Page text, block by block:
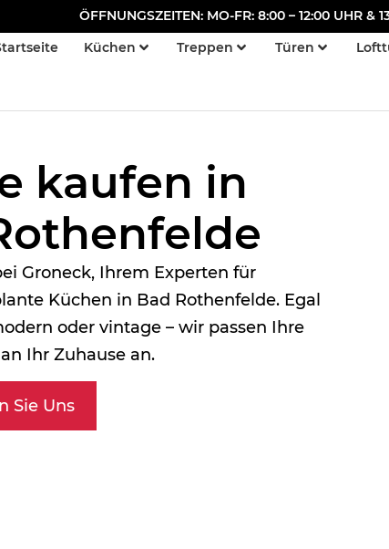
ÖFFNUNGSZEITEN: MO-FR: 8:00 – 12:00 UHR &
Küchen Treppen Türen
kaufen in
Groneck, Ihrem Experten für
Küchen in Bad Rothenfelde. Egal
oder vintage – wir passen Ihre
Ihr Zuhause an.
Sie Uns